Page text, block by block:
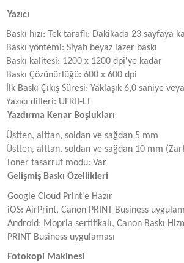
Yazıcı
Baskı hızı: Tek taraflı: Dakikada 23 sayfaya
Baskı yöntemi: Siyah beyaz lazer baskı
Baskı kalitesi: 1200 x 1200 dpi'ye kadar
Baskı Çözünürlüğü: 600 x 600 dpi
İlk Baskı Çıkış Süresi: Yaklaşık 6,0 saniye
Yazıcı dilleri: UFRII-LT
Yazdırma Kenar Boşlukları
Üstten, alttan, soldan ve sağdan 5 mm
Üstten, alttan, soldan ve sağdan 10 mm
Toner tasarruf modu: Var
Gelişmiş Baskı Özellikleri
Google Cloud Print'e Hazır
iOS: AirPrint, Canon PRINT Business
Android; Mopria sertifikalı, Canon Baskı
PRINT Business uygulaması
Fotokopi Makinesi